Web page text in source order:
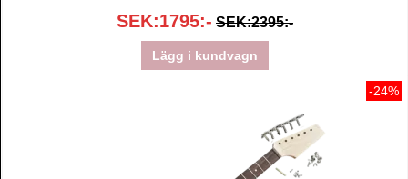
SEK:1795:- SEK:2395:-
Lägg i kundvagn
-24%